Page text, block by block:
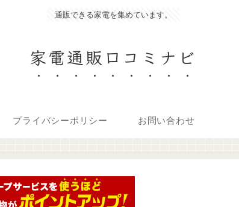
通販できる家電を集めています。
家電通販口コミナビ
プライバシーポリシー お問い合わせ